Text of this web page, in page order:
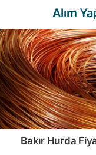
Alım
Bakır Hurda